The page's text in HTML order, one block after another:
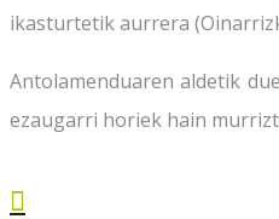
ikasturtetik aurrera
Antolamenduaren aldetik
ezaugarri horiek hain
